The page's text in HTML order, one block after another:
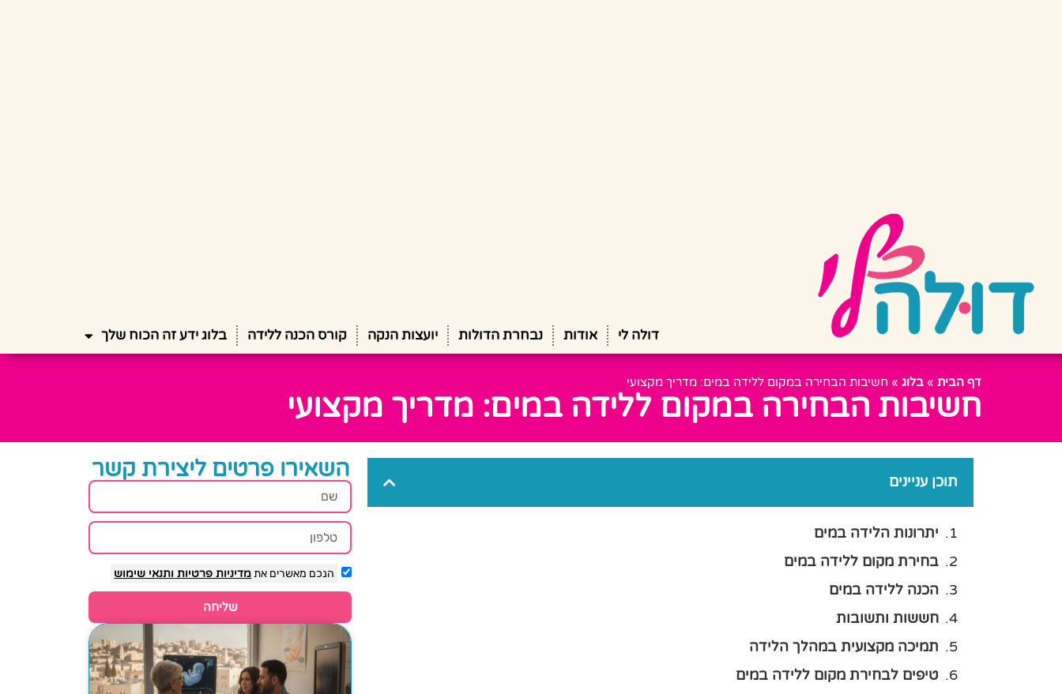
דולה לי אודות נבחרת הדולות יועצות הנקה קורס הכנה ללידה בלוג ידע זה הכוח שלך
דף הבית » בלוג » חשיבות הבחירה במקום ללידה במים: מדריך מקצועי
חשיבות הבחירה במקום ללידה במים: מדריך מקצועי
תוכן עניינים
יתרונות הלידה במים
בחירת מקום ללידה במים
הכנה ללידה במים
חששות ותשובות
תמיכה מקצועית במהלך הלידה
טיפים לבחירת מקום ללידה במים
השאירו פרטים ליצירת קשר
הנכם מאשרים אתמדיניות פרטיות ותנאי שימוש
שליחה